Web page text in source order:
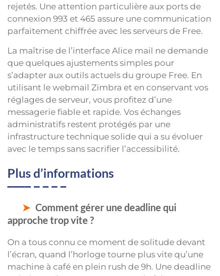
rejetés. Une attention particulière aux ports de
connexion 993 et 465 assure une communication
parfaitement chiffrée avec les serveurs de Free.
La maîtrise de l’interface Alice mail ne demande
que quelques ajustements simples pour
s’adapter aux outils actuels du groupe Free. En
utilisant le webmail Zimbra et en conservant vos
réglages de serveur, vous profitez d’une
messagerie fiable et rapide. Vos échanges
administratifs restent protégés par une
infrastructure technique solide qui a su évoluer
avec le temps sans sacrifier l’accessibilité.
Plus d’informations
Comment gérer une deadline qui
approche trop vite ?
On a tous connu ce moment de solitude devant
l’écran, quand l’horloge tourne plus vite qu’une
machine à café en plein rush de 9h. Une deadline